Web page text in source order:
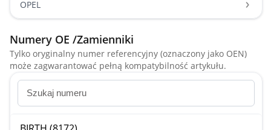
OPEL
Numery OE /Zamienniki
Tylko oryginalny numer referencyjny (oznaczony jako OEN)
może zagwarantować pełną kompatybilność artykułu.